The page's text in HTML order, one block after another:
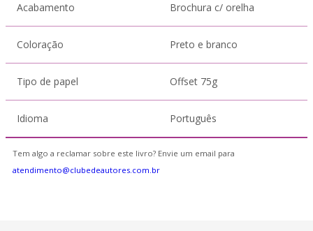
Acabamento Brochura c/ orelha
Coloração Preto e branco
Tipo de papel Offset 75g
Idioma Português
Tem algo a reclamar sobre este livro? Envie um email para
atendimento@clubedeautores.com.br